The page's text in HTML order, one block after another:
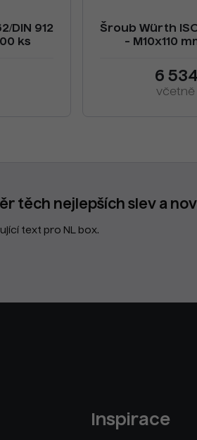
DIN 912
ks
Šroub Würth
- M10x110
6
včetně
těch nejlepších slev a
text pro NL box.
Inspirace